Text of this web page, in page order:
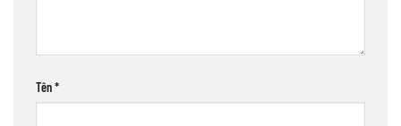
Tên*